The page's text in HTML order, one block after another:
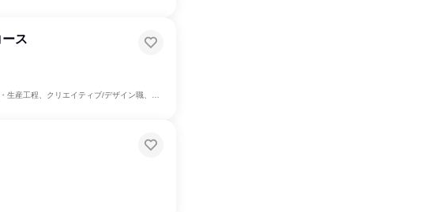
ス
ィブ/デザイン職、建築/土木/プラント専門職、商品企画